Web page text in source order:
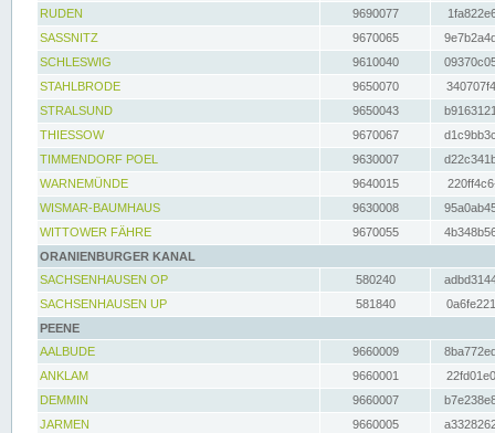
RUDEN
9690077
SASSNITZ
9670065
SCHLESWIG
9610040
STAHLBRODE
9650070
STRALSUND
9650043
THIESSOW
9670067
TIMMENDORF POEL
9630007
WARNEMÜNDE
9640015
WISMAR-BAUMHAUS
9630008
WITTOWER FÄHRE
9670055
ORANIENBURGER KANAL
SACHSENHAUSEN OP
580240
SACHSENHAUSEN UP
581840
PEENE
AALBUDE
9660009
ANKLAM
9660001
DEMMIN
9660007
JARMEN
9660005